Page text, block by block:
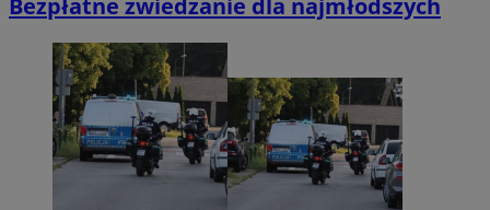
Bezpłatne zwiedzanie dla najmłodszych